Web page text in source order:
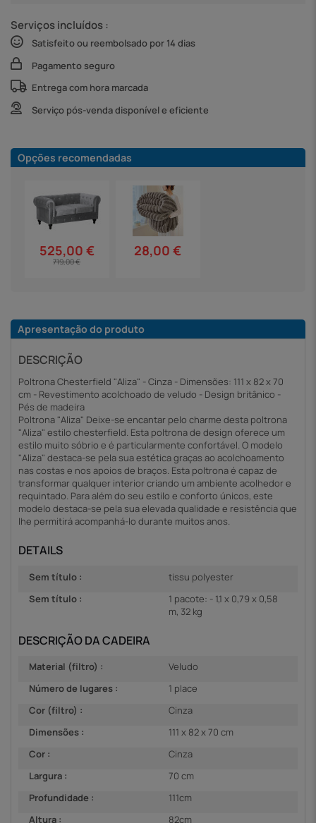
Serviços incluídos :
Satisfeito ou reembolsado por 14 dias
Pagamento seguro
Entrega com hora marcada
Serviço pós-venda disponível e eficiente
Opções recomendadas
525,00 €
719,00 €
28,00 €
Apresentação do produto
DESCRIÇÃO
Poltrona Chesterfield "Aliza" - Cinza - Dimensões: 111 x 82 x 70
cm - Revestimento acolchoado de veludo - Design britânico -
Pés de madeira
Poltrona "Aliza" Deixe-se encantar pelo charme desta poltrona
"Aliza" estilo chesterfield. Esta poltrona de design oferece um
estilo muito sóbrio e é particularmente confortável. O modelo
"Aliza" destaca-se pela sua estética graças ao acolchoamento
nas costas e nos apoios de braços. Esta poltrona é capaz de
transformar qualquer interior criando um ambiente acolhedor e
requintado. Para além do seu estilo e conforto únicos, este
modelo destaca-se pela sua elevada qualidade e resistência que
lhe permitirá acompanhá-lo durante muitos anos.
DETAILS
Sem título :
tissu polyester
Sem título :
1 pacote: - 1,1 x 0,79 x 0,58
m, 32 kg
DESCRIÇÃO DA CADEIRA
Material (filtro) :
Veludo
Número de lugares :
1 place
Cor (filtro) :
Cinza
Dimensões :
111 x 82 x 70 cm
Cor :
Cinza
Largura :
70 cm
Profundidade :
111cm
Altura :
82cm